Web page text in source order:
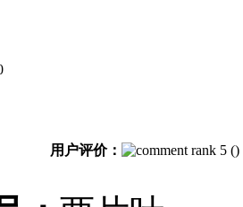
用户评价： ()